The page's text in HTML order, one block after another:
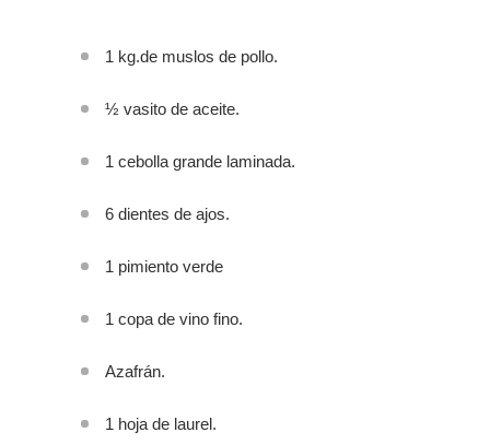
1 kg.de muslos de pollo.
½ vasito de aceite.
1 cebolla grande laminada.
6 dientes de ajos.
1 pimiento verde
1 copa de vino fino.
Azafrán.
1 hoja de laurel.